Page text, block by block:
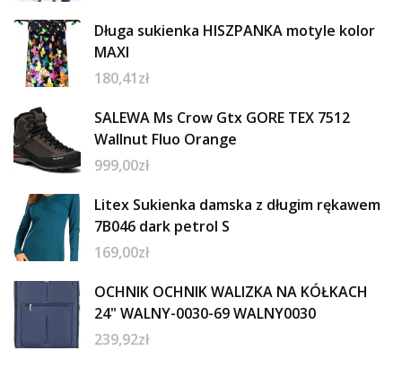
Długa sukienka HISZPANKA motyle kolor
MAXI
180,41zł
SALEWA Ms Crow Gtx GORE TEX 7512
Wallnut Fluo Orange
999,00zł
Litex Sukienka damska z długim rękawem
7B046 dark petrol S
169,00zł
OCHNIK OCHNIK WALIZKA NA KÓŁKACH
24" WALNY-0030-69 WALNY0030
239,92zł